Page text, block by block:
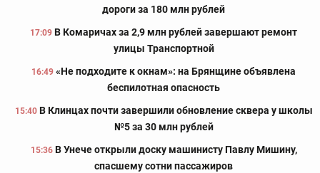
дороги за 180 млн рублей
17:09 В Комаричах за 2,9 млн рублей завершают ремонт
улицы Транспортной
16:49 «Не подходите к окнам»: на Брянщине объявлена
беспилотная опасность
15:40 В Клинцах почти завершили обновление сквера у школы
№5 за 30 млн рублей
15:36 В Унече открыли доску машинисту Павлу Мишину,
спасшему сотни пассажиров